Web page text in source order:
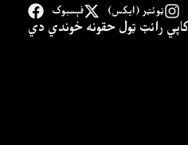
فېسبوک ټوئټر (ایکس)